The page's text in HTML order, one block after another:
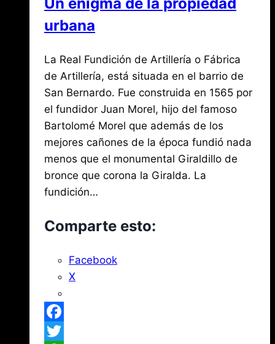
de
los
urbana
Por Jose
María
de
Mena
junio
3,
2021agosto
3,
2026
La Real Fundición de Artillería o Fábrica
de Artillería, está situada en el barrio de
San Bernardo. Fue construida en 1565 por
el fundidor Juan Morel, hijo del famoso
Bartolomé Morel que además de los
mejores cañones de la época fundió nada
menos que el monumental Giraldillo de
bronce que corona la Giralda. La
fundición…
Comparte esto:
Facebook
X
Facebook